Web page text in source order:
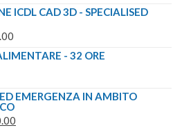
ICDL CAD 3D - SPECIALISED
DI
€109.00
A
- 32 ORE
EMERGENZA IN AMBITO